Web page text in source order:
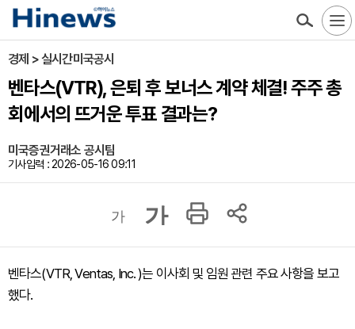
경제 > 실시간미국공시
벤타스(VTR), 은퇴 후 보너스 계약 체결! 주주 총
회에서의 뜨거운 투표 결과는?
미국증권거래소 공시팀
기사입력 : 2026-05-16 09:11
가 가
벤타스(VTR, Ventas, Inc. )는 이사회 및 임원 관련 주요 사항을 보고
했다.